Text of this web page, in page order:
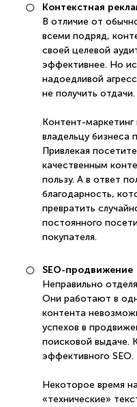
Контекстная
В отличие от
всеми подряд,
своей целевой
эффективнее. Но
надоедливой
не получить отдачи.
Контент-маркетинг
владельцу бизнеса
Привлекая
качественным
пользу. А в ответ
благодарность,
превратить
постоянного
покупателя.
SEO-продвижение
Неправильно
Они работают в
контента
успехов в
поисковой выдаче.
эффективного SEO.
Некоторое время
«технические»